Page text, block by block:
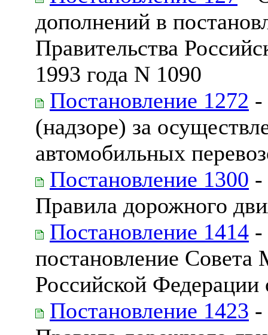
дополнений в
Правительства
1993 года N 1090
Постановление 1272 -
(надзоре) за
автомобильных
Постановление 1300 -
Правила дорожного
Постановление 1414 -
постановление Совета
Российской Федерации
Постановление 1423 -